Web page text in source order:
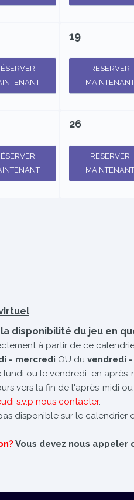
19
RÉSERVER
MAINTENANT
26
RÉSERVER
MAINTENANT
disponibilité du jeu en
à partir de ce
- mercredi OU du vendredi
lundi ou le vendredi en
vers la fin de l'après-midi
s.v.p nous contacter.
disponible sur le
Vous devez nous appeler